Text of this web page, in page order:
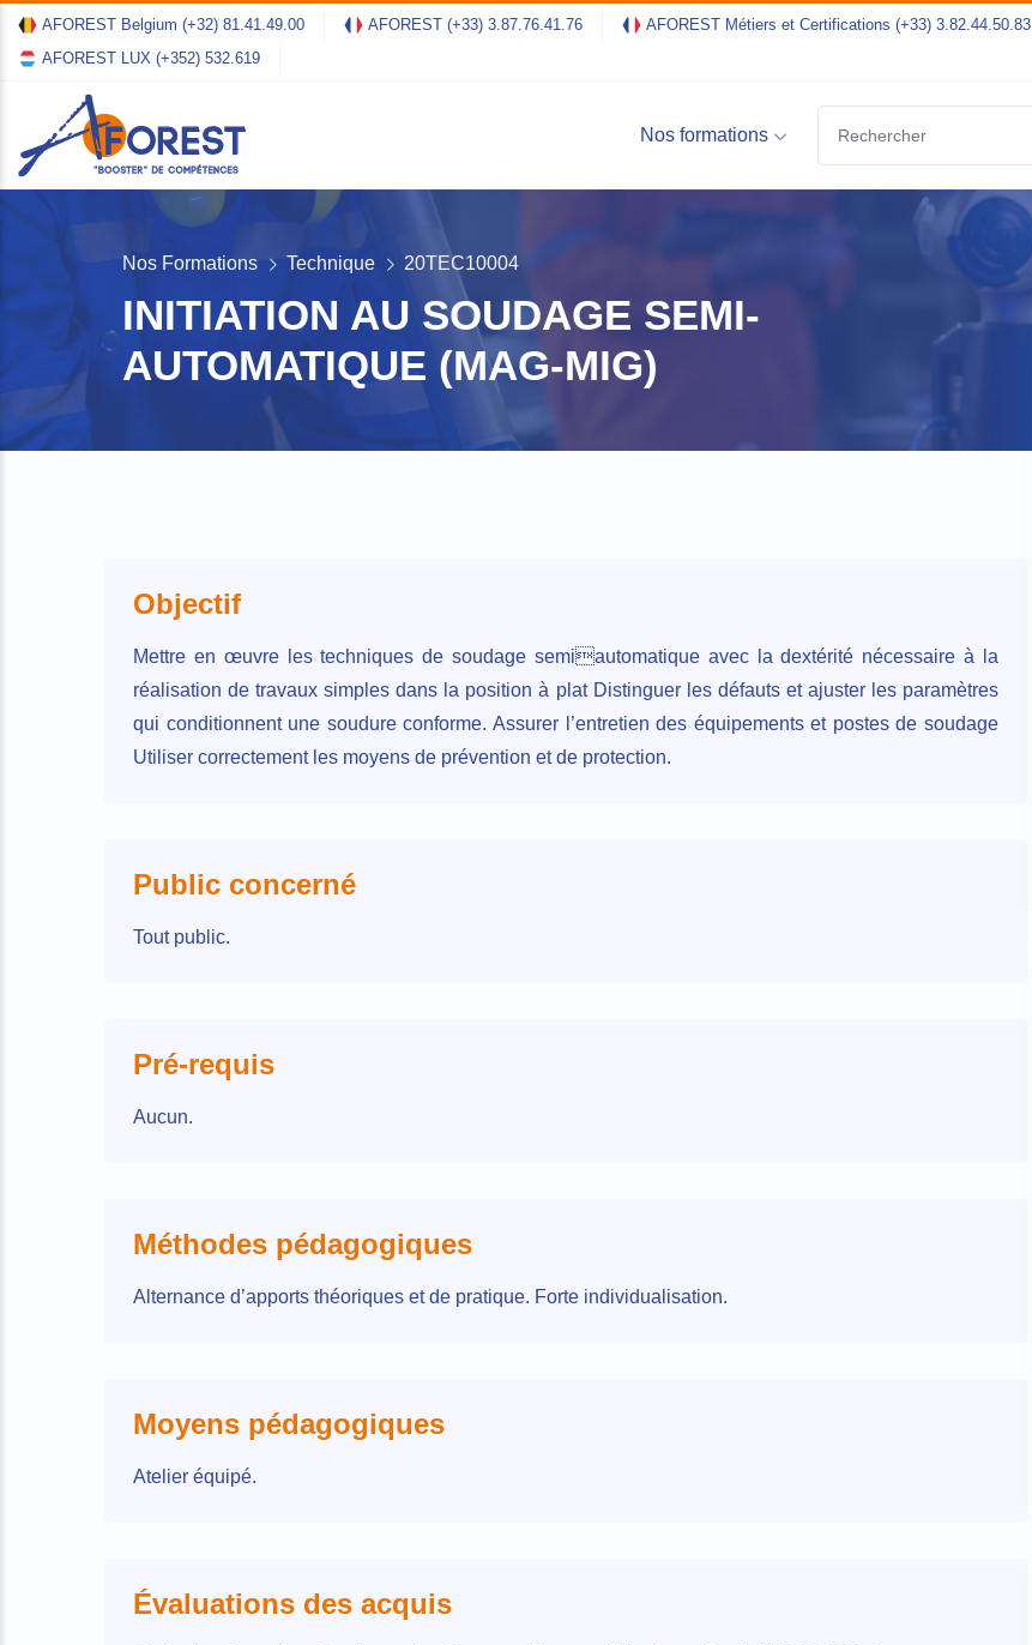
AFOREST Belgium (+32) 81.41.49.00 AFOREST (+33) 3.87.76.41.76 AFOREST Métiers et Certifications (+33) 3.82.44.50.83
AFOREST LUX (+352) 532.619
Nos formations
Nos Formations Technique 20TEC10004
INITIATION AU SOUDAGE SEMI-
AUTOMATIQUE (MAG-MIG)
Objectif
Mettre en œuvre les techniques de soudage semiautomatique avec la dextérité nécessaire à la
réalisation de travaux simples dans la position à plat Distinguer les défauts et ajuster les paramètres
qui conditionnent une soudure conforme. Assurer l’entretien des équipements et postes de soudage
Utiliser correctement les moyens de prévention et de protection.
Public concerné
Tout public.
Pré-requis
Aucun.
Méthodes pédagogiques
Alternance d’apports théoriques et de pratique. Forte individualisation.
Moyens pédagogiques
Atelier équipé.
Évaluations des acquis